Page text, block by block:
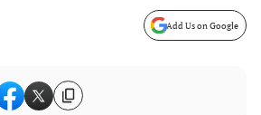
Add Us on Google